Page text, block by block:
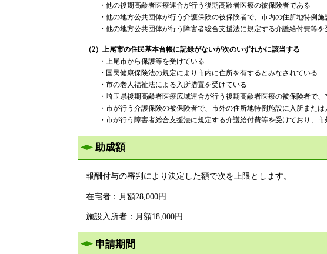
・他の後期高齢者医療連合が行う後期高齢者医療の被保険者である
・他の地方公共団体が行う介護保険の被保険者で、市内の住所地特例施
・他の地方公共団体が行う障害者総合支援法に規定する介護給付費等を
（2）上尾市の住民基本台帳に記録がないが次のいずれかに該当する
・上尾市から保護等を受けている
・国民健康保険法の規定により市内に住所を有するとみなされている
・市の老人福祉法による入所措置を受けている
・埼玉県後期高齢者医療広域連合が行う後期高齢者医療の被保険者で、
・市が行う介護保険の被保険者で、市外の住所地特例施設に入所または
・市が行う障害者総合支援法に規定する介護給付費等を受けており、市
助成額
報酬付与の審判により決定した額で次を上限とします。
在宅者：月額28,000円
施設入所者：月額18,000円
申請期間